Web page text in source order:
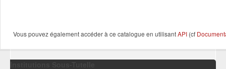
Vous pouvez également accéder à ce catalogue en utilisantAPI (cf